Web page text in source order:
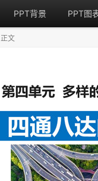
PPT背景 PPT图
正文